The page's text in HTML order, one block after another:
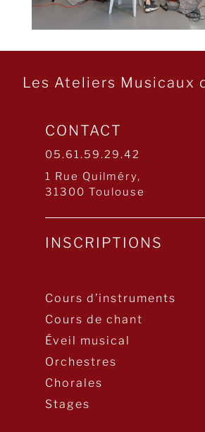
Les Ateliers Musicaux
CONTACT
05.61.59.29.42
1 Rue Quilméry,
31300 Toulouse
INSCRIPTIONS
Cours d’instruments
Cours de chant
Éveil musical
Orchestres
Chorales
Stages